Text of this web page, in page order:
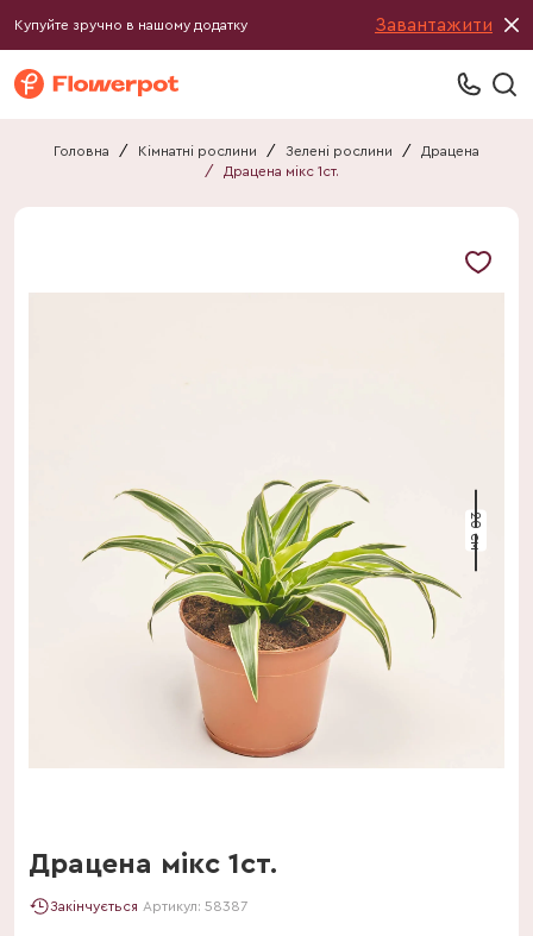
Купуйте зручно в нашому додатку Завантажити
Головна / Кімнатні рослини / Зелені рослини /
Драцена
/
Драцена мікс 1ст.
20 см
Драцена мікс 1ст.
Закінчується Артикул: 58387